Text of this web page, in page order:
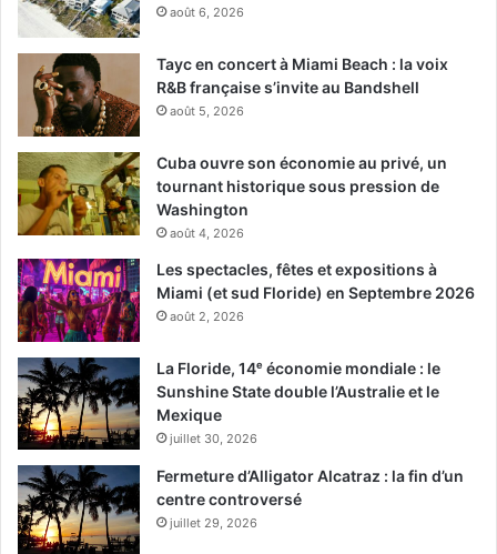
août 6, 2026
Tayc en concert à Miami Beach : la voix
R&B française s’invite au Bandshell
août 5, 2026
Cuba ouvre son économie au privé, un
tournant historique sous pression de
Washington
août 4, 2026
Les spectacles, fêtes et expositions à
Miami (et sud Floride) en Septembre 2026
août 2, 2026
La Floride, 14ᵉ économie mondiale : le
Sunshine State double l’Australie et le
Mexique
juillet 30, 2026
Fermeture d’Alligator Alcatraz : la fin d’un
centre controversé
juillet 29, 2026